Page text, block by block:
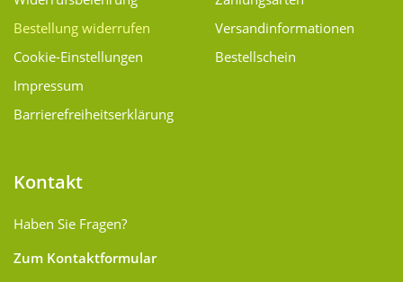
Bestellung widerrufen
Cookie-Einstellungen
Impressum
Barrierefreiheitserklärung
Versand­informationen
Bestellschein
Kontakt
Haben Sie Fragen?
Zum Kontaktformular